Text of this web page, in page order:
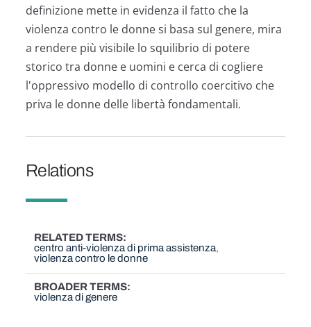
definizione mette in evidenza il fatto che la
violenza contro le donne si basa sul genere, mira
a rendere più visibile lo squilibrio di potere
storico tra donne e uomini e cerca di cogliere
l'oppressivo modello di controllo coercitivo che
priva le donne delle libertà fondamentali.
Relations
RELATED TERMS
centro anti-violenza di prima assistenza
violenza contro le donne
BROADER TERMS
violenza di genere